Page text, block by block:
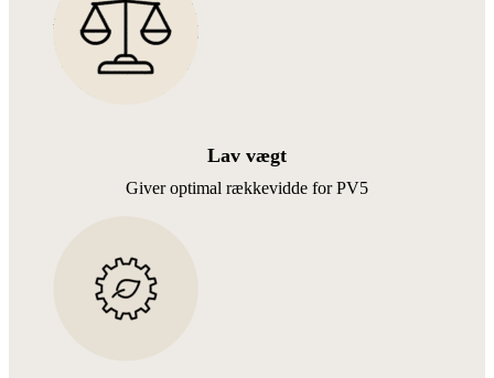
Lav vægt
Giver optimal rækkevidde for PV5